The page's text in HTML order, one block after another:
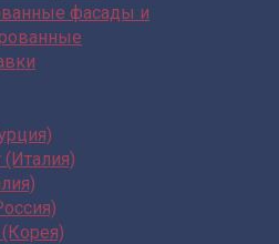
фасады и
(Италия)